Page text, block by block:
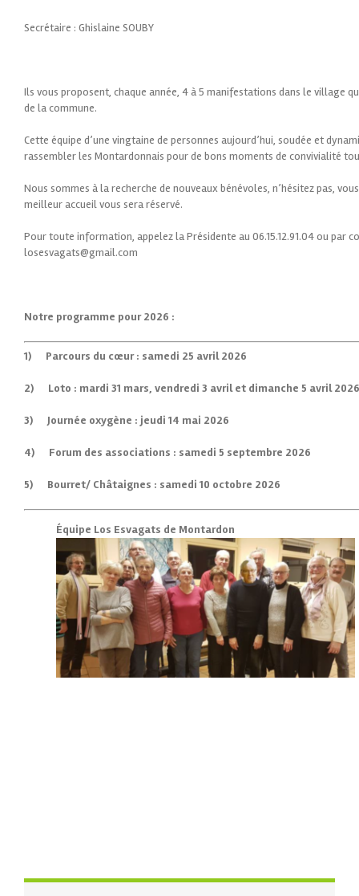
Secrétaire : Ghislaine SOUBY
Ils vous proposent, chaque année, 4 à 5 manifestations dans le village
de la commune.
Cette équipe d’une vingtaine de personnes aujourd’hui, soudée et
rassembler les Montardonnais pour de bons moments de convivialité
Nous sommes à la recherche de nouveaux bénévoles, n’hésitez pas,
meilleur accueil vous sera réservé.
Pour toute information, appelez la Présidente au 06.15.12.91.04 ou par
losesvagats@gmail.com
Notre programme pour 2026 :
1) Parcours du cœur : samedi 25 avril 2026
2) Loto : mardi 31 mars, vendredi 3 avril et dimanche 5 avril 2026
3) Journée oxygène : jeudi 14 mai 2026
4) Forum des associations : samedi 5 septembre 2026
5) Bourret/ Châtaignes : samedi 10 octobre 2026
Équipe Los Esvagats de Montardon